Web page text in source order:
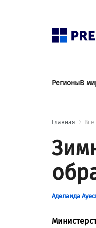
РегионыВ
Главная
Аделаида